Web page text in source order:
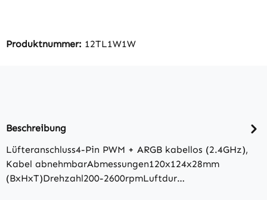
Produktnummer: 12TL1W1W
Beschreibung
Lüfteranschluss4-Pin PWM + ARGB kabellos (2.4GHz),
Kabel abnehmbarAbmessungen120x124x28mm
(BxHxT)Drehzahl200-2600rpmLuftdur…